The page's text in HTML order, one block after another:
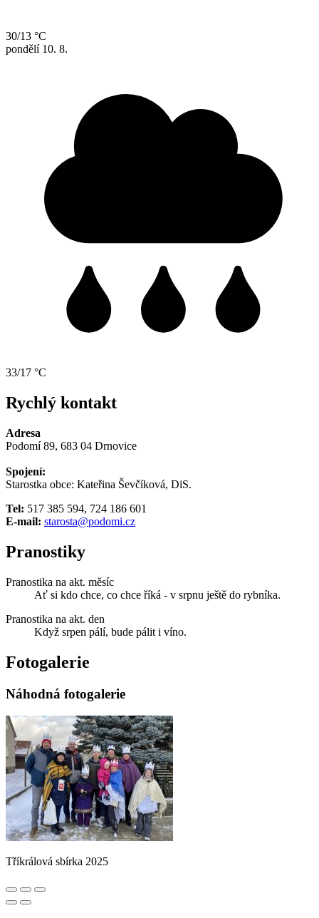
30/13 °C
pondělí 10. 8.
33/17 °C
Rychlý kontakt
Adresa
Podomí 89, 683 04 Drnovice
Spojení:
Starostka obce: Kateřina Ševčíková, DiS.
Tel: 517 385 594, 724 186 601
E-mail: starosta@podomi.cz
Pranostiky
Pranostika na akt. měsíc
Ať si kdo chce, co chce říká - v srpnu ještě do rybníka.
Pranostika na akt. den
Když srpen pálí, bude pálit i víno.
Fotogalerie
Náhodná fotogalerie
Tříkrálová sbírka 2025